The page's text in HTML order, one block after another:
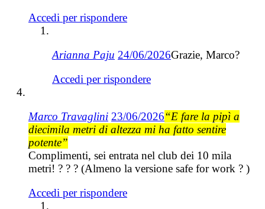
Accedi per rispondere
Arianna Paju 24/06/2026Grazie, Marco?
Accedi per rispondere
Marco Travaglini 23/06/2026“E fare la pipì a
diecimila metri di altezza mi ha fatto sentire
potente”
Complimenti, sei entrata nel club dei 10 mila
metri! ? ? ? (Almeno la versione safe for work ? )
Accedi per rispondere